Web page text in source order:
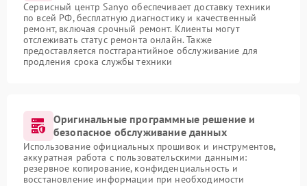
Сервисный центр Sanyo обеспечивает доставку техники
по всей РФ, бесплатную диагностику и качественный
ремонт, включая срочный ремонт. Клиенты могут
отслеживать статус ремонта онлайн. Также
предоставляется постгарантийное обслуживание для
продления срока службы техники
Оригинальные программные решение и
безопасное обслуживание данных
Использование официальных прошивок и инструментов,
аккуратная работа с пользовательскими данными:
резервное копирование, конфиденциальность и
восстановление информации при необходимости